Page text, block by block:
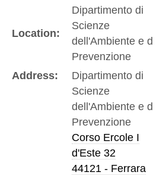
Location:
Dipartimento di
Scienze
dell'Ambiente e della
Prevenzione
Address:
Dipartimento di
Scienze
dell'Ambiente e della
Prevenzione
Corso Ercole I
d'Este 32
44121 - Ferrara